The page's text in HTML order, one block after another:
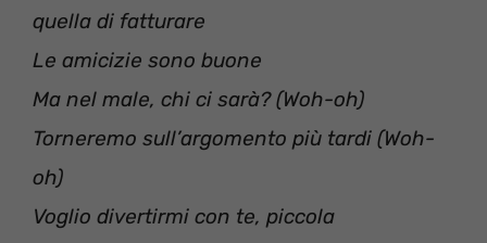
quella di fatturare
Le amicizie sono buone
Ma nel male, chi ci sarà? (Woh-oh)
Torneremo sull’argomento più tardi (Woh-
oh)
Voglio divertirmi con te, piccola